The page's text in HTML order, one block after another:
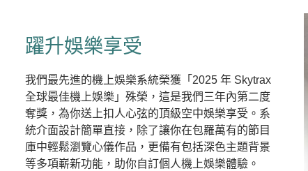
躍升娛樂享受
我們最先進的機上娛樂系統榮獲「2025 年 Skytrax
全球最佳機上娛樂」殊榮，這是我們三年內第二度
奪獎，為你送上扣人心弦的頂級空中娛樂享受。系
統介面設計簡單直接，除了讓你在包羅萬有的節目
庫中輕鬆瀏覽心儀作品，更備有包括深色主題背景
等多項嶄新功能，助你自訂個人機上娛樂體驗。